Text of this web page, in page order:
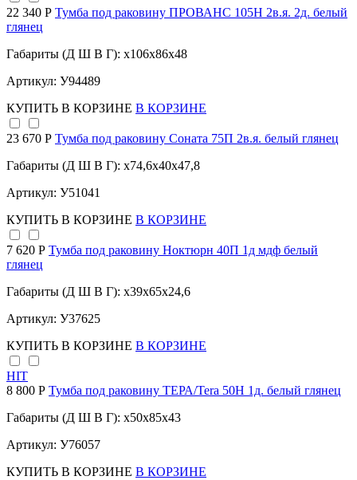
22 340 Р Тумба под раковину ПРОВАНС 105Н 2в.я. 2д. белый
глянец
Габариты (Д Ш В Г): x106x86x48
Артикул: У94489
КУПИТЬ В КОРЗИНЕ В КОРЗИНЕ
23 670 Р Тумба под раковину Соната 75П 2в.я. белый глянец
Габариты (Д Ш В Г): x74,6x40x47,8
Артикул: У51041
КУПИТЬ В КОРЗИНЕ В КОРЗИНЕ
7 620 Р Тумба под раковину Ноктюрн 40П 1д мдф белый
глянец
Габариты (Д Ш В Г): x39x65x24,6
Артикул: У37625
КУПИТЬ В КОРЗИНЕ В КОРЗИНЕ
HIT
8 800 Р Тумба под раковину ТЕРА/Tera 50Н 1д. белый глянец
Габариты (Д Ш В Г): x50x85x43
Артикул: У76057
КУПИТЬ В КОРЗИНЕ В КОРЗИНЕ